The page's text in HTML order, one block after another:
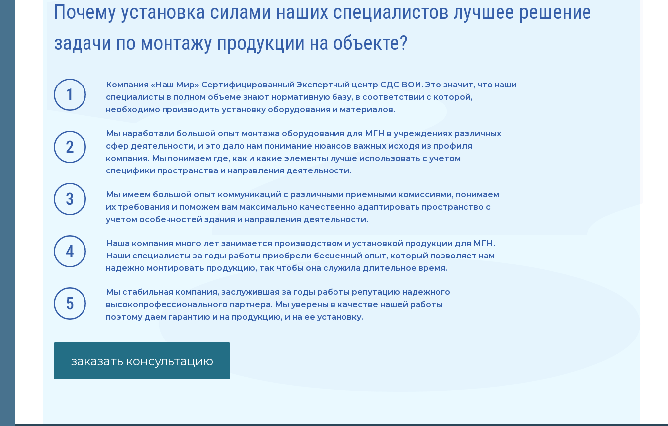
Почему установка силами наших специалистов лучшее решение
задачи по монтажу продукции на объекте?
Мы наработали большой опыт монтажа оборудования для МГН в учреждениях различных
сфер деятельности, и это дало нам понимание нюансов важных исходя из профиля
компания. Мы понимаем где, как и какие элементы лучше использовать с учетом
специфики пространства и направления деятельности.
Наша компания много лет занимается производством и установкой продукции для МГН.
Наши специалисты за годы работы приобрели бесценный опыт, который позволяет нам
надежно монтировать продукцию, так чтобы она служила длительное время.
Мы имеем большой опыт коммуникаций с различными приемными комиссиями, понимаем
их требования и поможем вам максимально качественно адаптировать пространство с
учетом особенностей здания и направления деятельности.
Мы стабильная компания, заслужившая за годы работы репутацию надежного
высокопрофессионального партнера. Мы уверены в качестве нашей работы
поэтому даем гарантию и на продукцию, и на ее установку.
Компания «Наш Мир» Сертифицированный Экспертный центр СДС ВОИ. Это значит, что наши
специалисты в полном объеме знают нормативную базу, в соответствии с которой,
необходимо производить установку оборудования и материалов.
заказать консультацию